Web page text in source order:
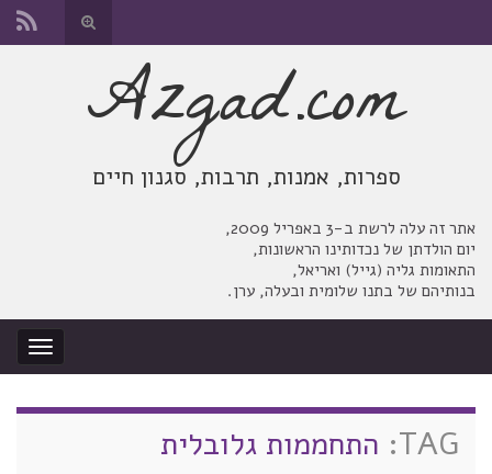
החלף
טופס
אתר זה עלה לרשת ב-3 באפריל 2009,
יום הולדתן של נכדותינו הראשונות,
התאומות גליה (גייל) ואריאל,
בנותיהם של בתנו שלומית ובעלה, ערן.
החלף
ניווט
Azgad.com
ספרות, אמנות, תרבות, סגנון חיים
TAG: התחממות גלובלית